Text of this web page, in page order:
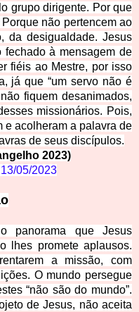
grupo dirigente. Por que
não pertencem ao
da desigualdade. Jesus
fechado à mensagem de
fiéis ao Mestre, por isso
já que “um servo não é
fiquem desanimados,
missionários. Pois,
e acolheram a palavra de
de seus discípulos.
2023)
13/05/2023
panorama que Jesus
lhes promete aplausos.
a missão, com
O mundo persegue
“não são do mundo”.
de Jesus, não aceita